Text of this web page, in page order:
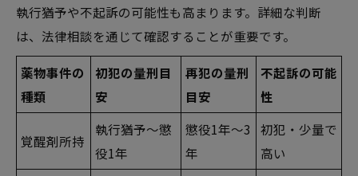
執行猶予や不起訴の可能性も高まります。詳細な判断
は、法律相談を通じて確認することが重要です。
薬物事件の
種類
初犯の量刑目
安
再犯の量刑
目安
不起訴の可能
性
覚醒剤所持
執行猶予～懲
役1年
懲役1年～3
年
初犯・少量で
高い